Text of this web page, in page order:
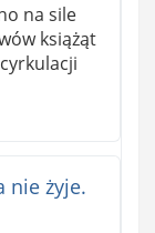
na sile
książąt
nie żyje.